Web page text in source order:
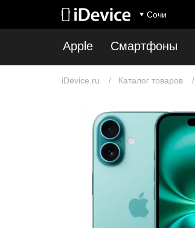
Сочи
Apple Смартфоны
iDevice.ru Каталог товаров